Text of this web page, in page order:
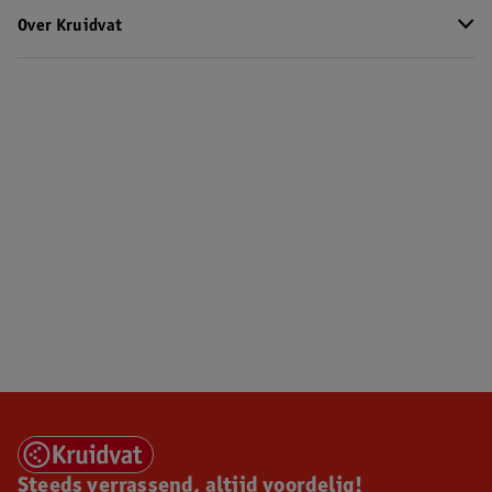
Over Kruidvat
Steeds verrassend, altijd voordelig!